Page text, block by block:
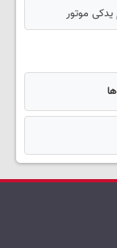
یدکی موتور